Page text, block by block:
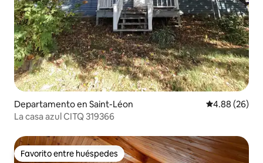
Departamento en Saint-Léon Calificación
4.88 (26)
La casa azul CITQ 319366
Favorito entre huéspedes
Favorito entre huéspedes